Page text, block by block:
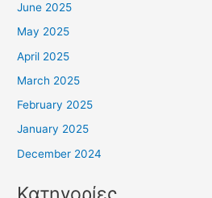
June 2025
May 2025
April 2025
March 2025
February 2025
January 2025
December 2024